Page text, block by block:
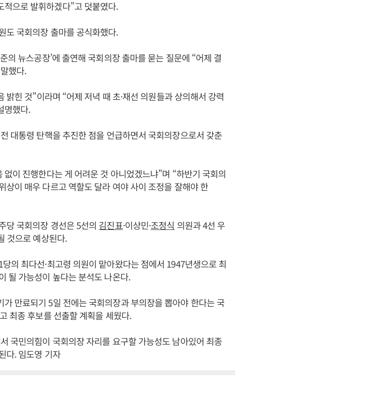
으로 발휘하겠다”고 덧붙였다.
도 국회의장 출마를 공식화했다.
의 뉴스공장’에 출연해 국회의장 출마를 묻는 질문에 “어제 결
했다.
밝힌 것”이라며 “어제 저녁 때 초·재선 의원들과 상의해서 강력
명했다.
대통령 탄핵을 추진한 점을 언급하면서 국회의장으로서 갖춘
이 진행한다는 게 어려운 것 아니었겠느냐”며 “하반기 국회의
상이 매우 다르고 역할도 달라 여야 사이 조정을 잘해야 한
당 국회의장 경선은 5선의 김진표·이상민·조정식 의원과 4선 우
것으로 예상된다.
의 최다선·최고령 의원이 맡아왔다는 점에서 1947년생으로 최
될 가능성이 높다는 분석도 나온다.
만료되기 5일 전에는 국회의장과 부의장을 뽑아야 한다는 국
최종 후보를 선출할 계획을 세웠다.
국민의힘이 국회의장 자리를 요구할 가능성도 남아있어 최종
다. 임도영 기자